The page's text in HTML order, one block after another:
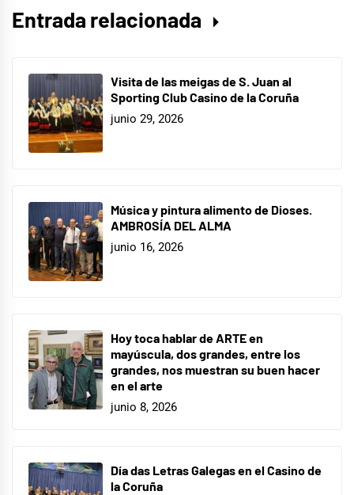
Entrada relacionada
Visita de las meigas de S. Juan al
Sporting Club Casino de la Coruña
junio 29, 2026
Música y pintura alimento de Dioses.
AMBROSÍA DEL ALMA
junio 16, 2026
Hoy toca hablar de ARTE en
mayúscula, dos grandes, entre los
grandes, nos muestran su buen hacer
en el arte
junio 8, 2026
Día das Letras Galegas en el Casino de
la Coruña